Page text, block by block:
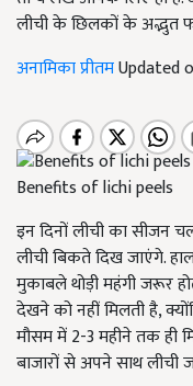
लीची के छिलकों के अद्भुत
अनामिका प्रीतमUpdated
Benefits of lichi peels
इन दिनों लीची का सीजन
लीची बिकते दिख जाएंगे.
मुकाबले थोड़ी महंगी जरूर
देखने को नहीं मिलती है,
मौसम में 2-3 महीने तक ही
बाजारों से अपने साथ लीची